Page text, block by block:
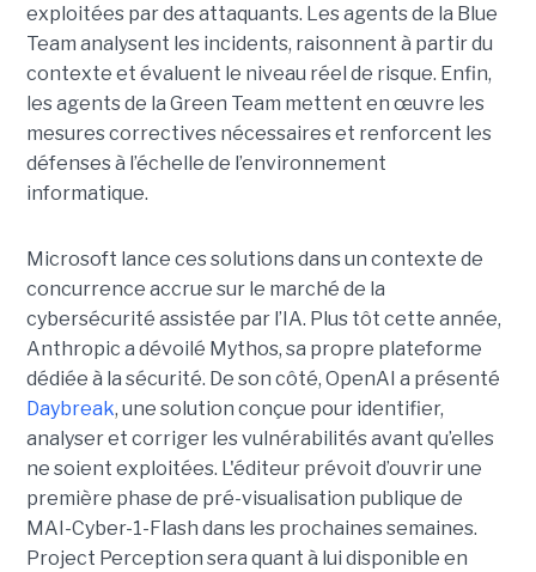
exploitées par des attaquants. Les agents de la Blue
Team analysent les incidents, raisonnent à partir du
contexte et évaluent le niveau réel de risque. Enfin,
les agents de la Green Team mettent en œuvre les
mesures correctives nécessaires et renforcent les
défenses à l’échelle de l’environnement
informatique.
Microsoft lance ces solutions dans un contexte de
concurrence accrue sur le marché de la
cybersécurité assistée par l’IA. Plus tôt cette année,
Anthropic a dévoilé Mythos, sa propre plateforme
dédiée à la sécurité. De son côté, OpenAI a présenté
Daybreak, une solution conçue pour identifier,
analyser et corriger les vulnérabilités avant qu’elles
ne soient exploitées. L'éditeur prévoit d’ouvrir une
première phase de pré-visualisation publique de
MAI-Cyber-1-Flash dans les prochaines semaines.
Project Perception sera quant à lui disponible en